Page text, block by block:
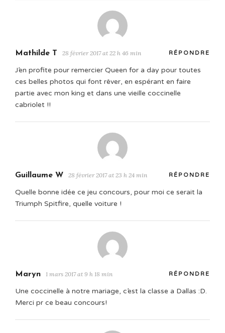
Mathilde T 28 février 2017 at 22 h 46 min RÉPONDRE
J’en profite pour remercier Queen for a day pour toutes
ces belles photos qui font rêver, en espérant en faire
partie avec mon king et dans une vieille coccinelle
cabriolet !!
Guillaume W 28 février 2017 at 23 h 24 min RÉPONDRE
Quelle bonne idée ce jeu concours, pour moi ce serait la
Triumph Spitfire, quelle voiture !
Maryn 1 mars 2017 at 9 h 18 min RÉPONDRE
Une coccinelle à notre mariage, c’est la classe a Dallas :D.
Merci pr ce beau concours!